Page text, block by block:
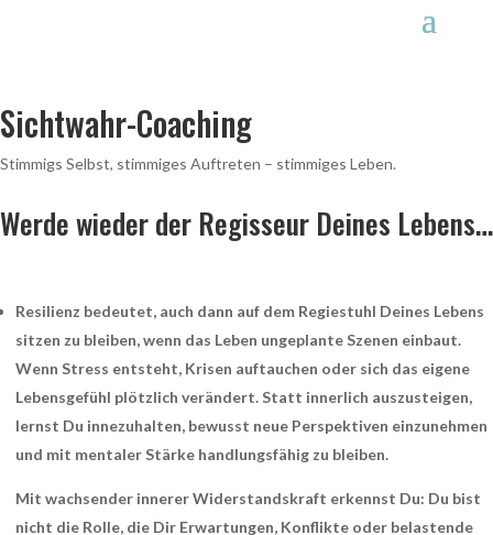
Sichtwahr-Coaching
Stimmigs Selbst, stimmiges Auftreten – stimmiges Leben.
Werde wieder der Regisseur Deines Lebens…
Resilienz bedeutet, auch dann auf dem Regiestuhl Deines Lebens
sitzen zu bleiben, wenn das Leben ungeplante Szenen einbaut.
Wenn Stress entsteht, Krisen auftauchen oder sich das eigene
Lebensgefühl plötzlich verändert. Statt innerlich auszusteigen,
lernst Du innezuhalten, bewusst neue Perspektiven einzunehmen
und mit mentaler Stärke handlungsfähig zu bleiben.
Mit wachsender innerer Widerstandskraft erkennst Du: Du bist
nicht die Rolle, die Dir Erwartungen, Konflikte oder belastende